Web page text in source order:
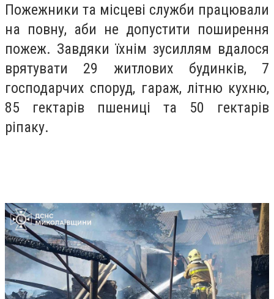
Пожежники та місцеві служби працювали
на повну, аби не допустити поширення
пожеж. Завдяки їхнім зусиллям вдалося
врятувати 29 житлових будинків, 7
господарчих споруд, гараж, літню кухню,
85 гектарів пшениці та 50 гектарів
ріпаку.